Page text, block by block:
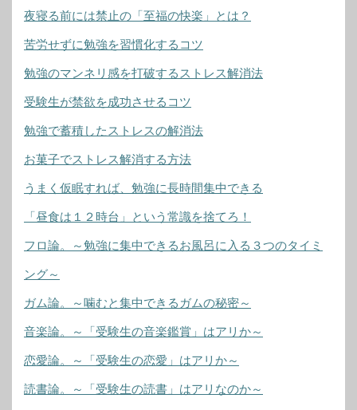
夜寝る前には禁止の「至福の快楽」とは？
苦労せずに勉強を習慣化するコツ
勉強のマンネリ感を打破するストレス解消法
受験生が禁欲を成功させるコツ
勉強で蓄積したストレスの解消法
お菓子でストレス解消する方法
うまく仮眠すれば、勉強に長時間集中できる
「昼食は１２時台」という常識を捨てろ！
フロ論。～勉強に集中できるお風呂に入る３つのタイミ
ング～
ガム論。～噛むと集中できるガムの秘密～
音楽論。～「受験生の音楽鑑賞」はアリか～
恋愛論。～「受験生の恋愛」はアリか～
読書論。～「受験生の読書」はアリなのか～